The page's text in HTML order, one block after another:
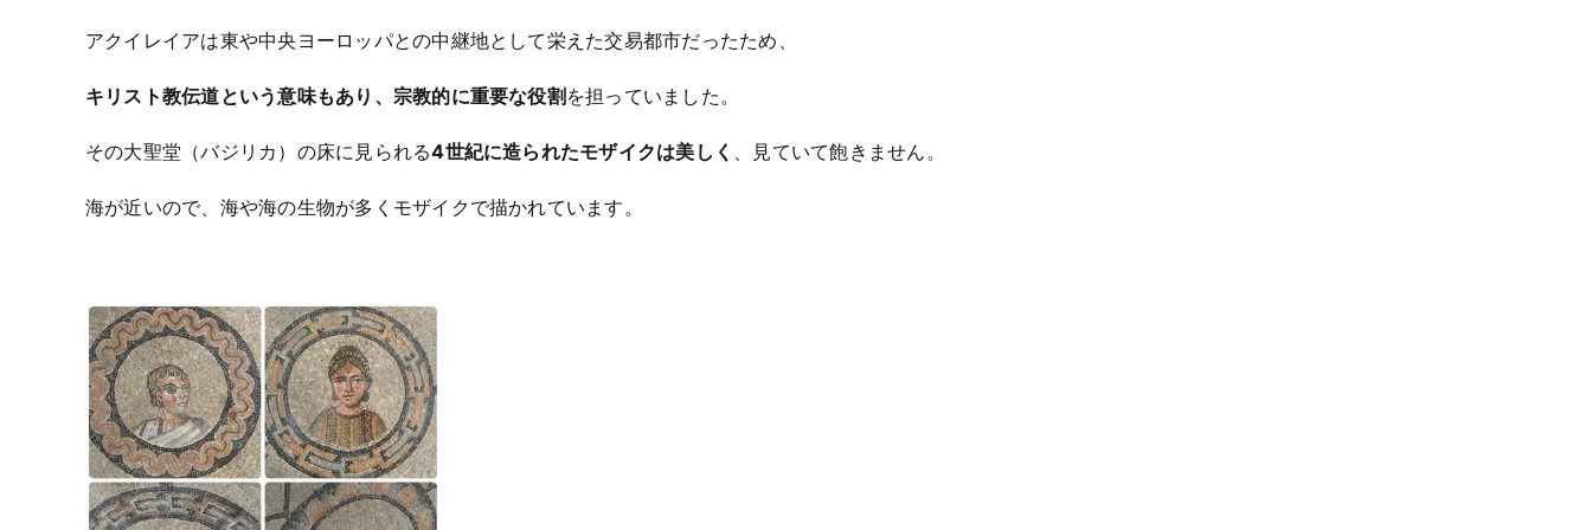
アクイレイアは東や中央ヨーロッパとの中継地として栄えた交易都市だったため、
キリスト教伝道という意味もあり、宗教的に重要な役割を担っていました。
その大聖堂（バジリカ）の床に見られる4世紀に造られたモザイクは美しく 、見ていて飽きません。
海が近いので、海や海の生物が多くモザイクで描かれています。